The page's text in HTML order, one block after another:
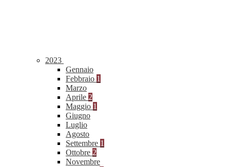
2023
Gennaio
Febbraio 1
Marzo
Aprile 2
Maggio 1
Giugno
Luglio
Agosto
Settembre 1
Ottobre 2
Novembre